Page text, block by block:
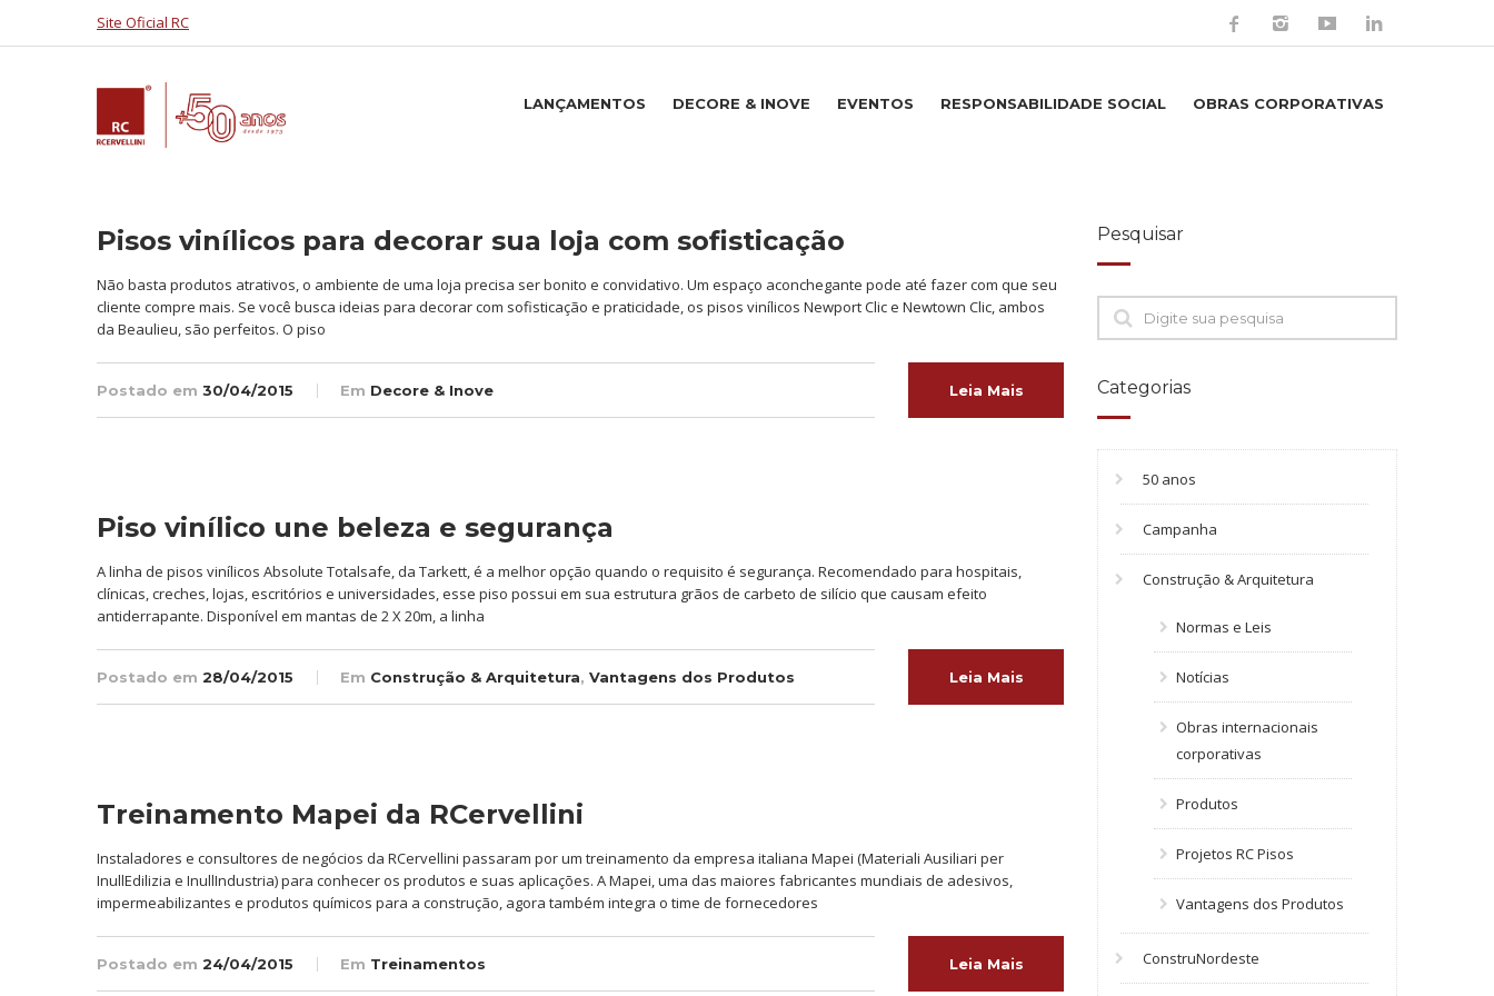
Site Oficial RC
LANÇAMENTOS DECORE & INOVE EVENTOS RESPONSABILIDADE SOCIAL OBRAS CORPORATIVAS
Pisos vinílicos para decorar sua loja com sofisticação
Não basta produtos atrativos, o ambiente de uma loja precisa ser bonito e convidativo. Um espaço aconchegante pode até fazer com que seu
cliente compre mais. Se você busca ideias para decorar com sofisticação e praticidade, os pisos vinílicos Newport Clic e Newtown Clic, ambos
da Beaulieu, são perfeitos. O piso
Postado em 30/04/2015 Em Decore & Inove Leia Mais
Piso vinílico une beleza e segurança
A linha de pisos vinílicos Absolute Totalsafe, da Tarkett, é a melhor opção quando o requisito é segurança. Recomendado para hospitais,
clínicas, creches, lojas, escritórios e universidades, esse piso possui em sua estrutura grãos de carbeto de silício que causam efeito
antiderrapante. Disponível em mantas de 2 X 20m, a linha
Postado em 28/04/2015 Em Construção & Arquitetura, Vantagens dos Produtos Leia Mais
Treinamento Mapei da RCervellini
Instaladores e consultores de negócios da RCervellini passaram por um treinamento da empresa italiana Mapei (Materiali Ausiliari per
InullEdilizia e InullIndustria) para conhecer os produtos e suas aplicações. A Mapei, uma das maiores fabricantes mundiais de adesivos,
impermeabilizantes e produtos químicos para a construção, agora também integra o time de fornecedores
Postado em 24/04/2015 Em Treinamentos Leia Mais
Pesquisar
Categorias
50 anos
Campanha
Construção & Arquitetura
Normas e Leis
Notícias
Obras internacionais
corporativas
Produtos
Projetos RC Pisos
Vantagens dos Produtos
ConstruNordeste